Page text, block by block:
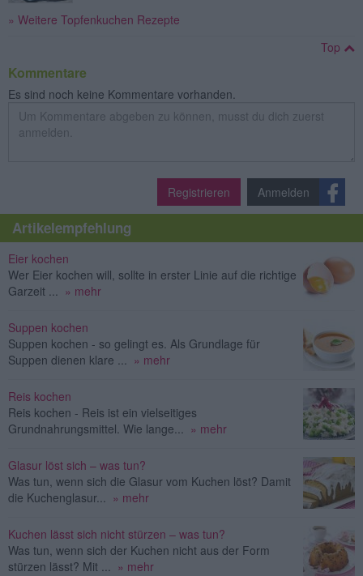
» Weitere Topfenkuchen Rezepte
Top
Kommentare
Es sind noch keine Kommentare vorhanden.
Registrieren Anmelden
Artikelempfehlung
Eier kochen
Wer Eier kochen will, sollte in erster Linie auf die richtige
Garzeit ... » mehr
Suppen kochen
Suppen kochen - so gelingt es. Als Grundlage für
Suppen dienen klare ... » mehr
Reis kochen
Reis kochen - Reis ist ein vielseitiges
Grundnahrungsmittel. Wie lange... » mehr
Glasur löst sich – was tun?
Was tun, wenn sich die Glasur vom Kuchen löst? Damit
die Kuchenglasur... » mehr
Kuchen lässt sich nicht stürzen – was tun?
Was tun, wenn sich der Kuchen nicht aus der Form
stürzen lässt? Mit ... » mehr